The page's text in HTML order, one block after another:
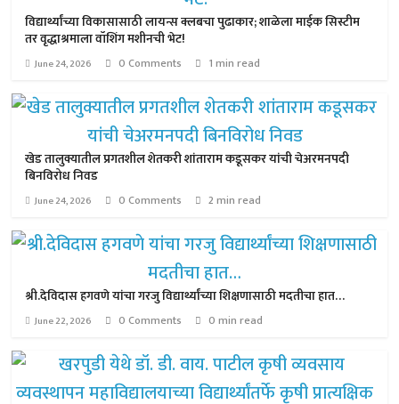
विद्यार्थ्यांच्या विकासासाठी लायन्स क्लबचा पुढाकार; शाळेला माईक सिस्टीम
तर वृद्धाश्रमाला वॉशिंग मशीनची भेट!
June 24, 2026 0 Comments 1 min read
खेड तालुक्यातील प्रगतशील शेतकरी शांताराम कडूसकर यांची चेअरमनपदी
बिनविरोध निवड
June 24, 2026 0 Comments 2 min read
श्री.देविदास हगवणे यांचा गरजु विद्यार्थ्यांच्या शिक्षणासाठी मदतीचा हात…
June 22, 2026 0 Comments 0 min read